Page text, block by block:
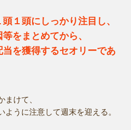
１頭にしっかり注目し、
をまとめてから、
を獲得するセオリーであ
まけて、
ように注意して週末を迎える。